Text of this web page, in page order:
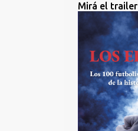
Mirá el trailer